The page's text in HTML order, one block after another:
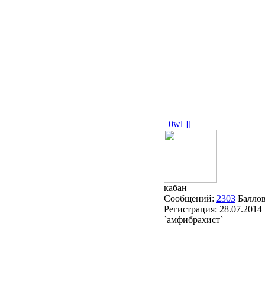
_0wl ][
кабан
Сообщений: 2303
Регистрация: 28.07.2014
`амфибрахист`